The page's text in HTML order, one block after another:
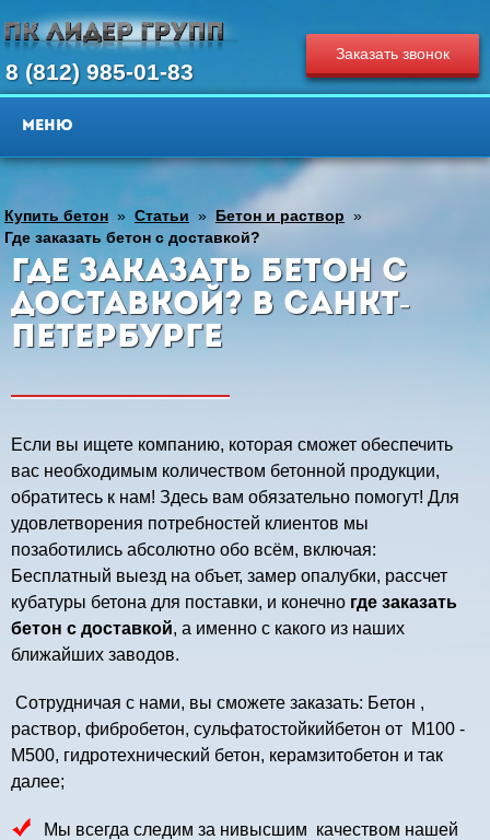
8 (812) 985-01-83
Заказать звонок
Купить бетон » Статьи » Бетон и раствор »
Где заказать бетон с доставкой?
Где заказать бетон с
доставкой? в Санкт-
Петербурге
Если вы ищете компанию, которая сможет обеспечить
вас необходимым количеством бетонной продукции,
обратитесь к нам! Здесь вам обязательно помогут! Для
удовлетворения потребностей клиентов мы
позаботились абсолютно обо всём, включая:
Бесплатный выезд на объет, замер опалубки, рассчет
кубатуры бетона для поставки, и конечно где заказать
бетон с доставкой, а именно с какого из наших
ближайших заводов.
Сотрудничая с нами, вы сможете заказать: Бетон ,
раствор, фибробетон, сульфатостойкийбетон от М100 -
М500, гидротехнический бетон, керамзитобетон и так
далее;
Мы всегда следим за нивысшим качеством нашей